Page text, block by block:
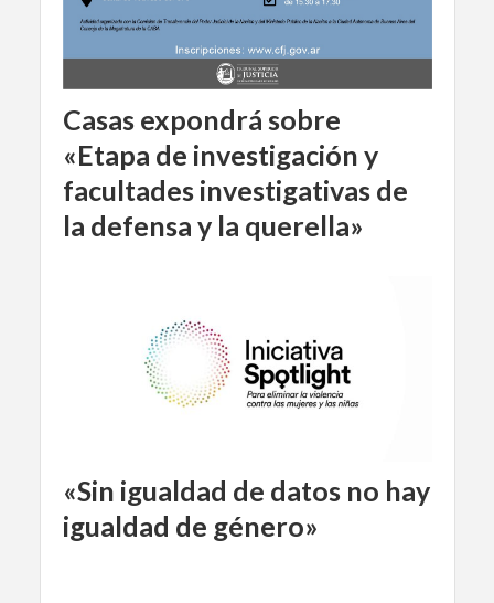
Casas expondrá sobre
«Etapa de investigación y
facultades investigativas de
la defensa y la querella»
«Sin igualdad de datos no hay
igualdad de género»